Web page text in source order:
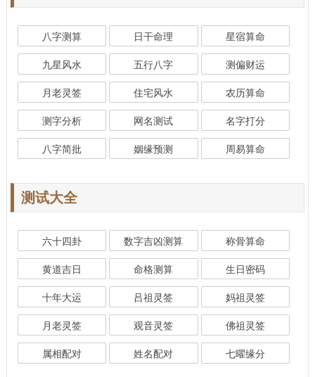
八字测算 日干命理 星宿算命
九星风水 五行八字 测偏财运
月老灵签 住宅风水 农历算命
测字分析 网名测试 名字打分
八字简批 姻缘预测 周易算命
测试大全
六十四卦 数字吉凶测算 称骨算命
黄道吉日 命格测算 生日密码
十年大运 吕祖灵签 妈祖灵签
月老灵签 观音灵签 佛祖灵签
属相配对 姓名配对 七曜缘分